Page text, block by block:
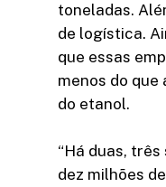
toneladas.
de logística.
que essas
menos do que
do etanol.
“Há duas,
dez milhões